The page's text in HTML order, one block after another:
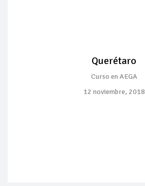
Querétaro
Curso en AEGA
12 noviembre, 2018